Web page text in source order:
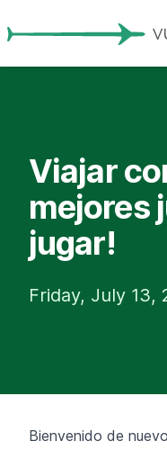
Viajar
mejores
jugar!
Friday, July 13,
Bienvenido de